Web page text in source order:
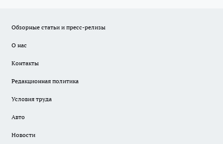
Обзорные статьи и пресс-релизы
О нас
Контакты
Редакционная политика
Условия труда
Авто
Новости